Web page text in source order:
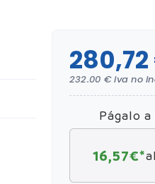
232.00 € iva no
Págalo
16,57€*